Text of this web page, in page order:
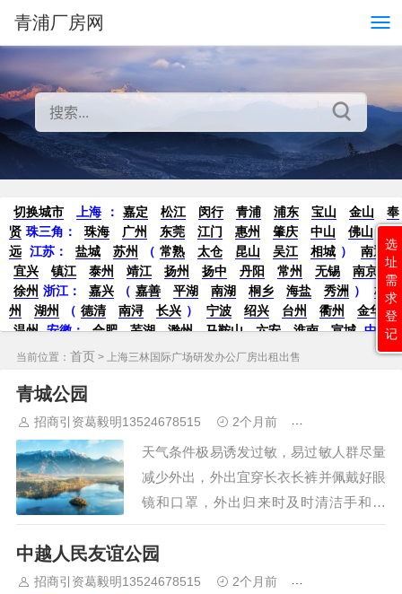
青浦厂房网
切换城市 上海 ： 嘉定 松江 闵行 青浦 浦东 宝山 金山
奉
贤 珠三角： 珠海 广州 东莞 江门 惠州 肇庆 中山 佛山
远 江苏 ： 盐城 苏州 （ 常熟 太仓 昆山 吴江 相城 ）
南通
宜兴
镇江 泰州 靖江 扬州 扬中 丹阳 常州 无锡
南京
徐州 浙江： 嘉兴 （ 嘉善 平湖 南湖 桐乡 海盐 秀洲 ）
杭
州
湖州 （ 德清 南浔 长兴 ） 宁波 绍兴 台州 衢州
金华
温州 安徽： 合肥 芜湖 滁州 马鞍山 六安 淮南 宣城 中
部：
南昌 郑州 洛阳 新密 武汉 宜昌 襄阳
德
安
香河 大厂
威海
烟台 青岛 福建： 福州 漳州 泉州 龙岩
南宁 华北： 沈阳 大连 海外园区： 印尼 泰国 越南
柬埔寨
马来西亚
新加坡 墨西哥 荷兰 美国 地产商： 灯塔瓴科
中南
高科
华夏幸福 联东U谷 万洋 均和 平谦迈高 咨询热线： 400-
0123-021
当前位置： 首页 > 上海三林国际广场研发办公厂房出租出售
青城公园
招商引资葛毅明13524678515 2个月前
天气条件极易诱发过敏，易过敏人群尽量
减少外出，外出宜穿长衣长裤并佩戴好眼
镜和口罩，外出归来时及时清洁手和口
鼻。 白天天气良好，建议穿薄型套装等
服装。 白天天气良好，建议穿薄型套装
等服装。 青城公园位于呼和浩特市区中
中越人民友谊公园
招商引资葛毅明13524678515 2个月前
选
址
需
求
登
记